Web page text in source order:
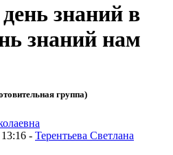
знаний в
знаний нам
группа)
- Терентьева Светлана